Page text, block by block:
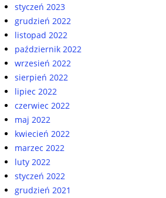
styczeń 2023
grudzień 2022
listopad 2022
październik 2022
wrzesień 2022
sierpień 2022
lipiec 2022
czerwiec 2022
maj 2022
kwiecień 2022
marzec 2022
luty 2022
styczeń 2022
grudzień 2021